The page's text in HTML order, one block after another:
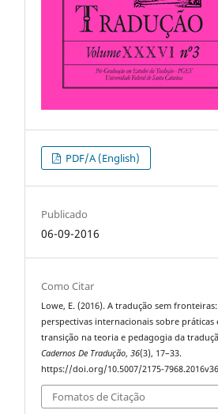
PDF/A (English)
Publicado
06-09-2016
Como Citar
Lowe, E. (2016). A tradução sem fronteiras:
perspectivas internacionais sobre práticas
transição na teoria e pedagogia da
Cadernos De Tradução,36(3), 17–33.
https://doi.org/10.5007/2175-
Fomatos de Citação